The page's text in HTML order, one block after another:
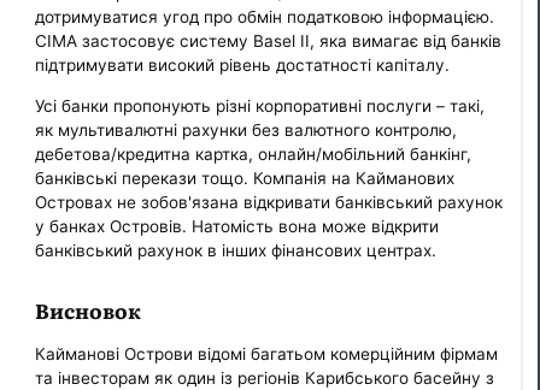
дотримуватися угод про обмін податковою інформацією.
CIMA застосовує систему Basel II, яка вимагає від банків
підтримувати високий рівень достатності капіталу.
Усі банки пропонують різні корпоративні послуги – такі,
як мультивалютні рахунки без валютного контролю,
дебетова/кредитна картка, онлайн/мобільний банкінг,
банківські перекази тощо. Компанія на Кайманових
Островах не зобов'язана відкривати банківський рахунок
у банках Островів. Натомість вона може відкрити
банківський рахунок в інших фінансових центрах.
Висновок
Кайманові Острови відомі багатьом комерційним фірмам
та інвесторам як один із регіонів Карибського басейну з